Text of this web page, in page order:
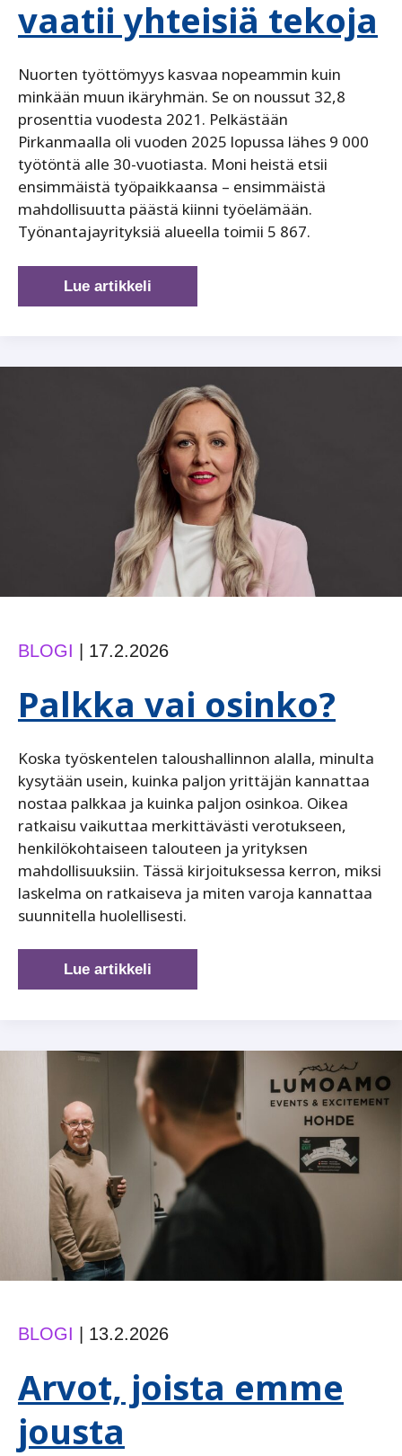
vaatii yhteisiä tekoja
Nuorten työttömyys kasvaa nopeammin kuin
minkään muun ikäryhmän. Se on noussut 32,8
prosenttia vuodesta 2021. Pelkästään
Pirkanmaalla oli vuoden 2025 lopussa lähes 9 000
työtöntä alle 30-vuotiasta. Moni heistä etsii
ensimmäistä työpaikkaansa – ensimmäistä
mahdollisuutta päästä kiinni työelämään.
Työnantajayrityksiä alueella toimii 5 867.
Tilanne
työmarkkinoilla
Lue artikkeli
BLOGI 17.2.2026
Palkka vai osinko?
Koska työskentelen taloushallinnon alalla, minulta
kysytään usein, kuinka paljon yrittäjän kannattaa
nostaa palkkaa ja kuinka paljon osinkoa. Oikea
ratkaisu vaikuttaa merkittävästi verotukseen,
henkilökohtaiseen talouteen ja yrityksen
mahdollisuuksiin. Tässä kirjoituksessa kerron, miksi
laskelma on ratkaiseva ja miten varoja kannattaa
suunnitella huolellisesti.
Palkka
vai
Lue artikkeli
BLOGI 13.2.2026
Arvot, joista emme
jousta